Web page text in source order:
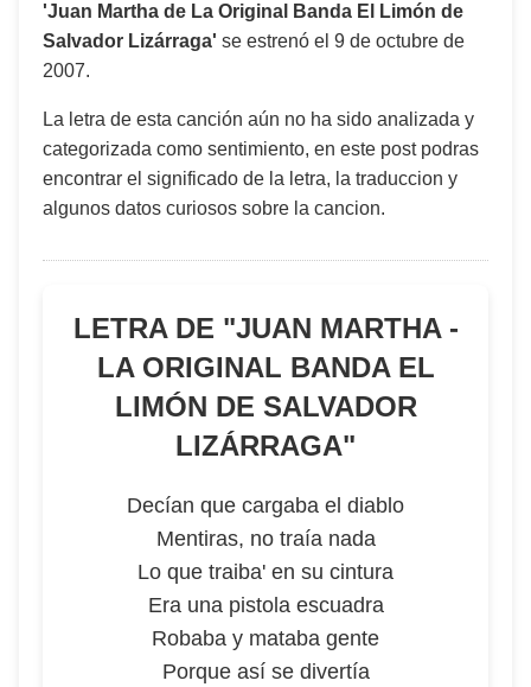
'Juan Martha de La Original Banda El Limón de
Salvador Lizárraga' se estrenó el 9 de octubre de
2007.
La letra de esta canción aún no ha sido analizada y
categorizada como sentimiento, en este post podras
encontrar el significado de la letra, la traduccion y
algunos datos curiosos sobre la cancion.
LETRA DE "JUAN MARTHA -
LA ORIGINAL BANDA EL
LIMÓN DE SALVADOR
LIZÁRRAGA"
Decían que cargaba el diablo
Mentiras, no traía nada
Lo que traiba' en su cintura
Era una pistola escuadra
Robaba y mataba gente
Porque así se divertía